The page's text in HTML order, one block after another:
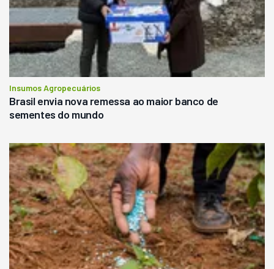
Insumos Agropecuários
Brasil envia nova remessa ao maior banco de
sementes do mundo